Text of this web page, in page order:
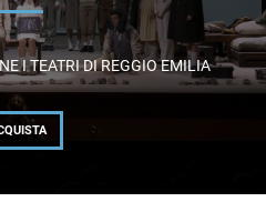
I TEATRI DI REGGIO EMILIA